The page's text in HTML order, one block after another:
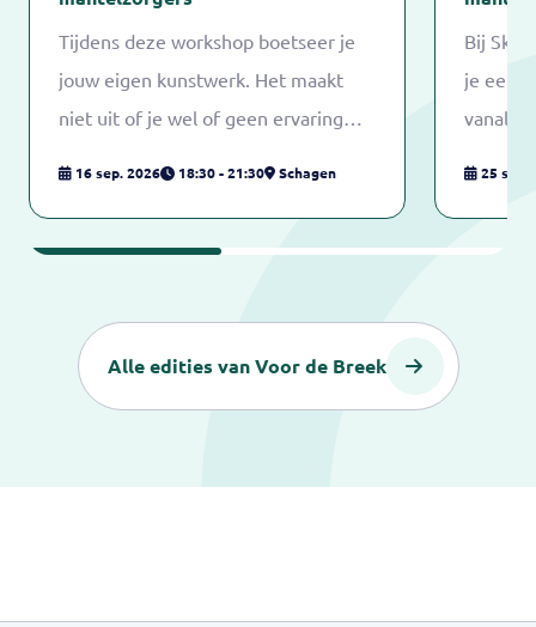
Tijdens deze workshop boetseer je
jouw eigen kunstwerk. Het maakt
niet uit of je wel of geen ervaring
16 sep. 2026 18:30 - 21:30 Schagen
Bij
je een
25 sep.
Alle edities van Voor de Breek